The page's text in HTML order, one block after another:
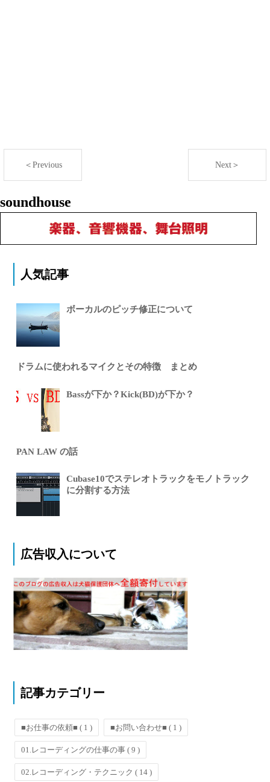
＜Previous Next＞
soundhouse
人気記事
ボーカルのピッチ修正について
ドラムに使われるマイクとその特徴 まとめ
Bassが下か？Kick(BD)が下か？
PAN LAW の話
Cubase10でステレオトラックをモノトラック
に分割する方法
広告収入について
記事カテゴリー
■お仕事の依頼■( 1 ) ■お問い合わせ■( 1 )
01.レコーディングの仕事の事( 9 )
02.レコーディング・テクニック( 14 )